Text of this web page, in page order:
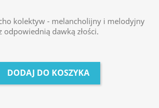
kolektyw - melancholijny i melodyjny
odpowiednią dawką złości.
DODAJ DO KOSZYKA